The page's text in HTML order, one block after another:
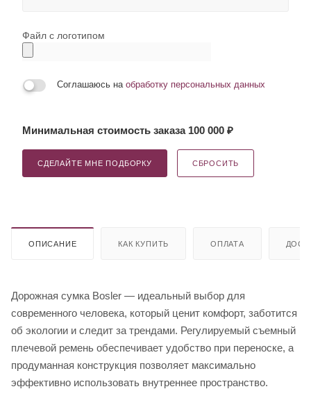
Файл с логотипом
Соглашаюсь на обработку персональных данных
Минимальная стоимость заказа 100 000 ₽
СДЕЛАЙТЕ МНЕ ПОДБОРКУ СБРОСИТЬ
ОПИСАНИЕ КАК КУПИТЬ ОПЛАТА
Дорожная сумка Bosler — идеальный выбор для
современного человека, который ценит комфорт, заботится
об экологии и следит за трендами. Регулируемый съемный
плечевой ремень обеспечивает удобство при переноске, а
продуманная конструкция позволяет максимально
эффективно использовать внутреннее пространство.